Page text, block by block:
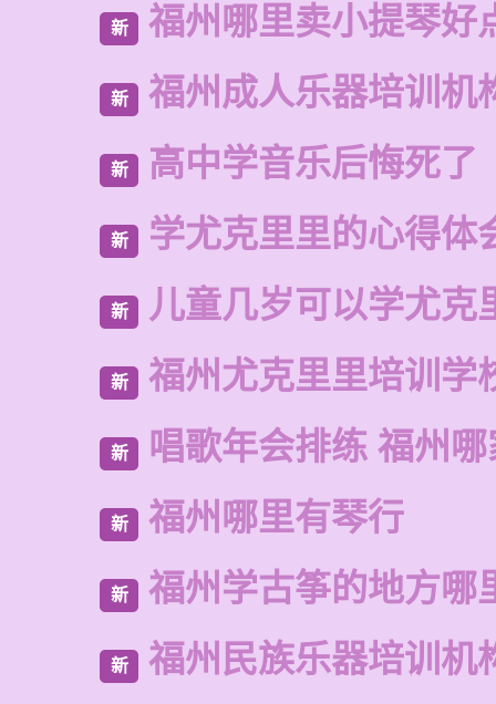
新 福州哪里卖小提琴好
新 福州成人乐器培训机
新 高中学音乐后悔死了
新 学尤克里里的心得体
新 儿童几岁可以学尤克
新 福州尤克里里培训学
新 唱歌年会排练 福州
新 福州哪里有琴行
新 福州学古筝的地方哪
新 福州民族乐器培训机